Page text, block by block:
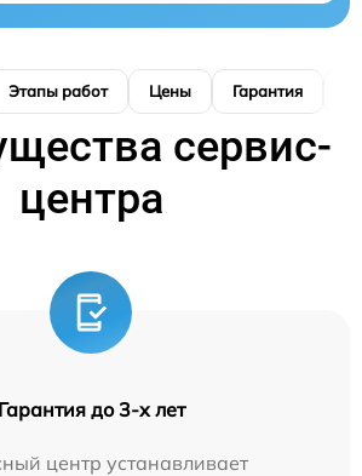
Этапы работ Цены Гарантия
сервис-
центра
Гарантия до 3-х лет
центр устанавливает